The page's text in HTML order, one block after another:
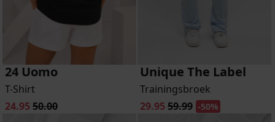
24 Uomo
T-Shirt
24.95 50.00
Unique The Label
Trainingsbroek
29.95 59.99 -50%